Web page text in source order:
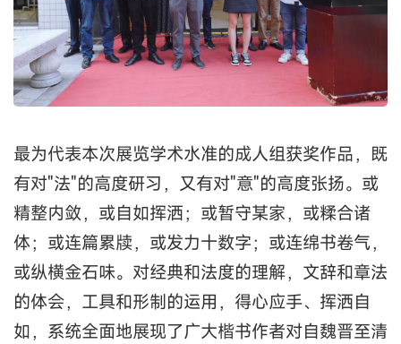
最为代表本次展览学术水准的成人组获奖作品，既
有对"法"的高度研习，又有对"意"的高度张扬。或
精整内敛，或自如挥洒；或暂守某家，或糅合诸
体；或连篇累牍，或发力十数字；或连绵书卷气，
或纵横金石味。对经典和法度的理解，文辞和章法
的体会，工具和形制的运用，得心应手、挥洒自
如，系统全面地展现了广大楷书作者对自魏晋至清